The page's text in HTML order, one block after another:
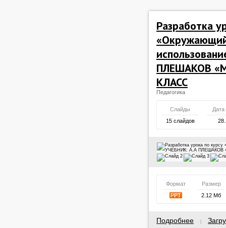
Разработка
ПЛЕШАКОВ
КЛАСС
Педагогика
Слайды
Дата
15 слайдов
Формат
Размер
PPT
2.12 Мб
Подробнее